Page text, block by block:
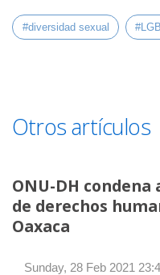
#diversidad sexual
Otros artículos
ONU-DH
de derechos
Oaxaca
Sunday, 28 Feb 2021